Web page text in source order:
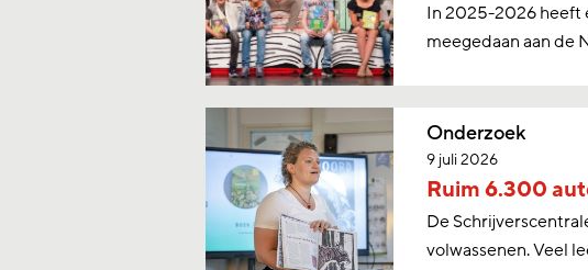
In 2025-2026 heeft
meegedaan aan de
Onderzoek
9 juli 2026
Ruim 6.300
De
volwassenen. Veel